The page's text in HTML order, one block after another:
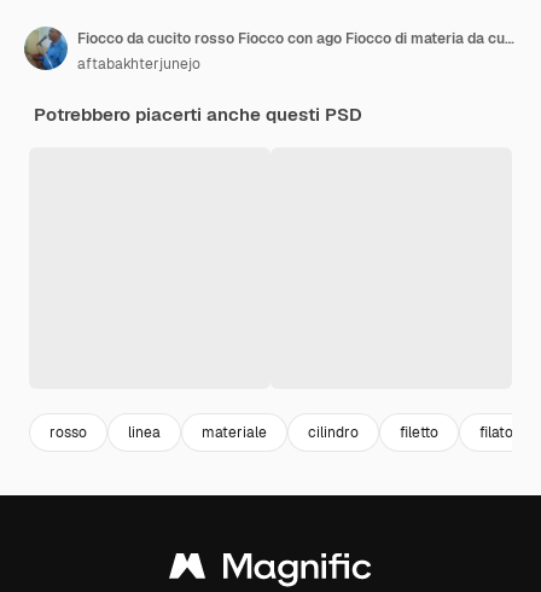
Fiocco da cucito rosso Fiocco con ago Fiocco di materia da cucire
aftabakhterjunejo
Potrebbero piacerti anche questi PSD
rosso linea materiale cilindro filetto filato